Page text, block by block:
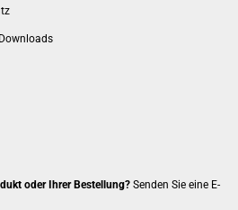
oder Ihrer Bestellung? Senden Sie eine E-